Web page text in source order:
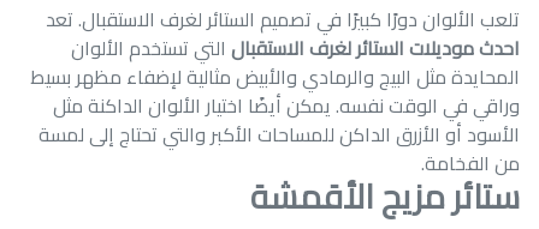
تلعب الألوان دورًا كبيرًا في تصميم الستائر لغرف الاستقبال. تعد
احدث موديلات الستائر لغرف الاستقبال التي تستخدم الألوان
المحايدة مثل البيج والرمادي والأبيض مثالية لإضفاء مظهر بسيط
وراقي في الوقت نفسه. يمكن أيضًا اختيار الألوان الداكنة مثل
الأسود أو الأزرق الداكن للمساحات الأكبر والتي تحتاج إلى لمسة
من الفخامة.
ستائر مزيج الأقمشة